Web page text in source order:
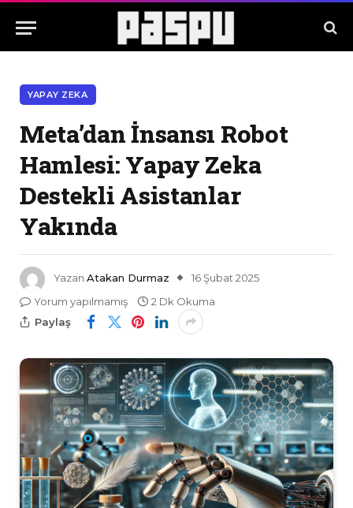
YAPAY ZEKA
Meta’dan İnsansı Robot
Hamlesi: Yapay Zeka
Destekli Asistanlar
Yakında
Yazan Atakan Durmaz
16 Şubat 2025
Yorum yapılmamış
2 Dk Okuma
Paylaş